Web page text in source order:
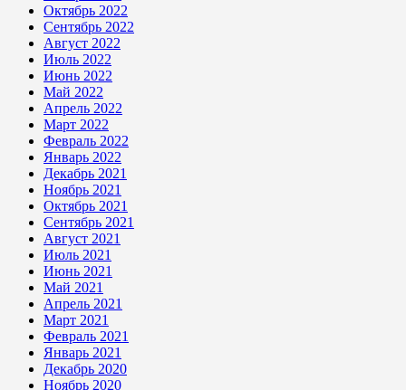
Октябрь 2022
Сентябрь 2022
Август 2022
Июль 2022
Июнь 2022
Май 2022
Апрель 2022
Март 2022
Февраль 2022
Январь 2022
Декабрь 2021
Ноябрь 2021
Октябрь 2021
Сентябрь 2021
Август 2021
Июль 2021
Июнь 2021
Май 2021
Апрель 2021
Март 2021
Февраль 2021
Январь 2021
Декабрь 2020
Ноябрь 2020